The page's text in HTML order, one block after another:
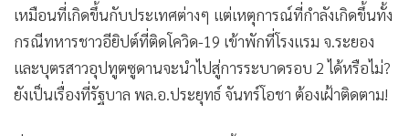
• วิทยาศาสตร์
• SMEs
• หุ้น
• อินโดจีน
เหมือนที่เกิดขึ้นกับประเทศต่างๆ แต่เหตุการณ์ที่กำลังเกิดขึ้นทั้ง
กรณีทหารชาวอียิปต์ที่ติดโควิด-19 เข้าพักที่โรงแรม จ.ระยอง
และบุตรสาวอุปทูตซูดานจะนำไปสู่การระบาดรอบ 2 ได้หรือไม่?
ยังเป็นเรื่องที่รัฐบาล พล.อ.ประยุทธ์ จันทร์โอชา ต้องเฝ้าติดตาม!